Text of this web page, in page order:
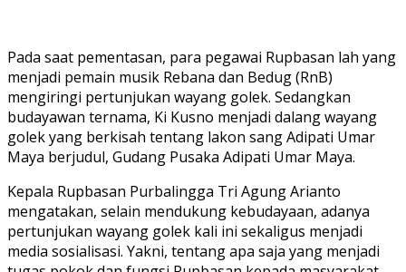
Pada saat pementasan, para pegawai Rupbasan lah yang
menjadi pemain musik Rebana dan Bedug (RnB)
mengiringi pertunjukan wayang golek. Sedangkan
budayawan ternama, Ki Kusno menjadi dalang wayang
golek yang berkisah tentang lakon sang Adipati Umar
Maya berjudul, Gudang Pusaka Adipati Umar Maya.
Kepala Rupbasan Purbalingga Tri Agung Arianto
mengatakan, selain mendukung kebudayaan, adanya
pertunjukan wayang golek kali ini sekaligus menjadi
media sosialisasi. Yakni, tentang apa saja yang menjadi